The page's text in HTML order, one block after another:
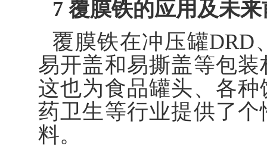
7 覆膜铁的应用及未
覆膜铁在冲压罐DRD
易开盖和易撕盖等包
这也为食品罐头、各
药卫生等行业提供了
料。